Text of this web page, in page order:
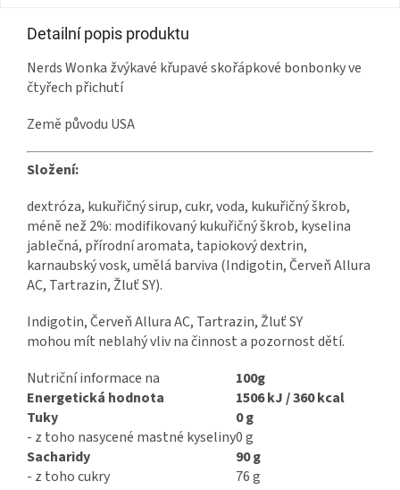
Detailní popis produktu
Nerds Wonka žvýkavé křupavé skořápkové bonbonky ve
čtyřech přichutí
Země původu USA
Složení:
dextróza, kukuřičný sirup, cukr, voda, kukuřičný škrob,
méně než 2%: modifikovaný kukuřičný škrob, kyselina
jablečná, přírodní aromata, tapiokový dextrin,
karnaubský vosk, umělá barviva (Indigotin, Červeň Allura
AC, Tartrazin, Žluť SY).
Indigotin, Červeň Allura AC, Tartrazin, Žluť SY
mohou mít neblahý vliv na činnost a pozornost dětí.
Nutriční informace na
100g
Energetická hodnota
1506 kJ / 360 kcal
Tuky
0 g
- z toho nasycené mastné kyseliny0 g
Sacharidy
90 g
- z toho cukry
76 g